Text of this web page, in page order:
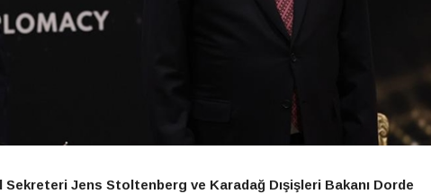
Sekreteri Jens Stoltenberg ve Karadağ Dışişleri Bakanı Dorde